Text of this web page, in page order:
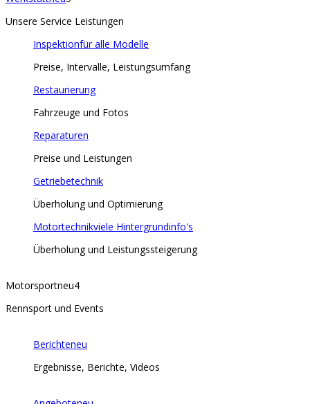
Unsere Service Leistungen
Inspektionfür alle Modelle
Preise, Intervalle, Leistungsumfang
Restaurierung
Fahrzeuge und Fotos
Reparaturen
Preise und Leistungen
Getriebetechnik
Überholung und Optimierung
Motortechnikviele Hintergrundinfo's
Überholung und Leistungssteigerung
Motorsportneu4
Rennsport und Events
Berichteneu
Ergebnisse, Berichte, Videos